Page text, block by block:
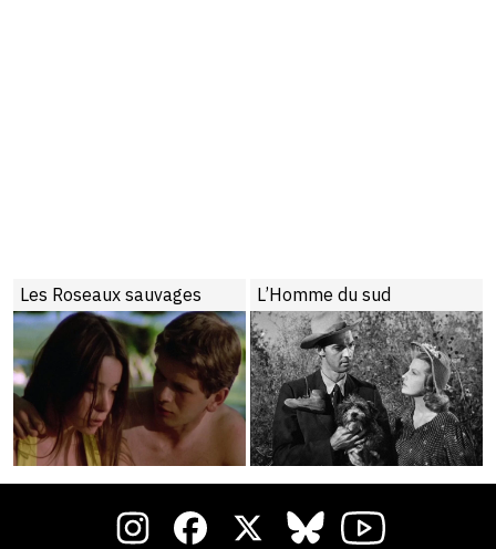
Les Roseaux sauvages L’Homme du sud